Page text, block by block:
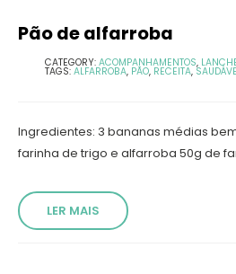
Pão de alfarroba
CATEGORY: ACOMPANHAMENTOS,
TAGS: ALFARROBA, PÃO, RECEITA,
Ingredientes: 3 bananas médias
farinha de trigo e alfarroba 50g de
LER MAIS